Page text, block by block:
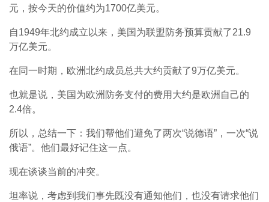
元，按今天的价值约为1700亿美元。
自1949年北约成立以来，美国为联盟防务预算贡献了21.9
万亿美元。
在同一时期，欧洲北约成员总共大约贡献了9万亿美元。
也就是说，美国为欧洲防务支付的费用大约是欧洲自己的
2.4倍。
所以，总结一下：我们帮他们避免了两次“说德语”，一次“说
俄语”。他们最好记住这一点。
现在谈谈当前的冲突。
坦率说，考虑到我们事先既没有通知他们，也没有请求他们